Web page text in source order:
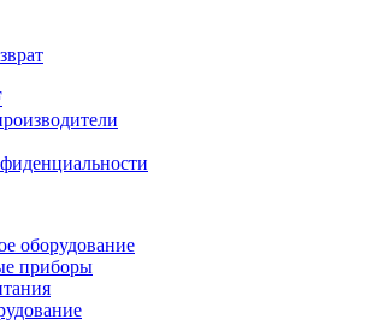
оборудование
приборы